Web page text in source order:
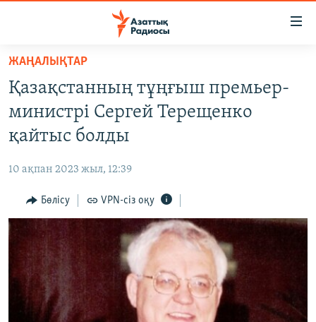
Skip
main
content
to
main
to
Search
САЯСАТ
AZATTYQTV
АДАМ ҚҰҚЫҚТАРЫ
ӘЛЕУМЕТ
ӘЛЕМ
АРНАЙЫ ЖОБАЛАР
Русский
ЖАҢАЛЫҚТАР
Қазақстанның тұңғыш премьер-
министрі Сергей Терещенко
қайтыс болды
10 ақпан 2023 жыл, 12:39
Бөлісу VPN-сіз оқу